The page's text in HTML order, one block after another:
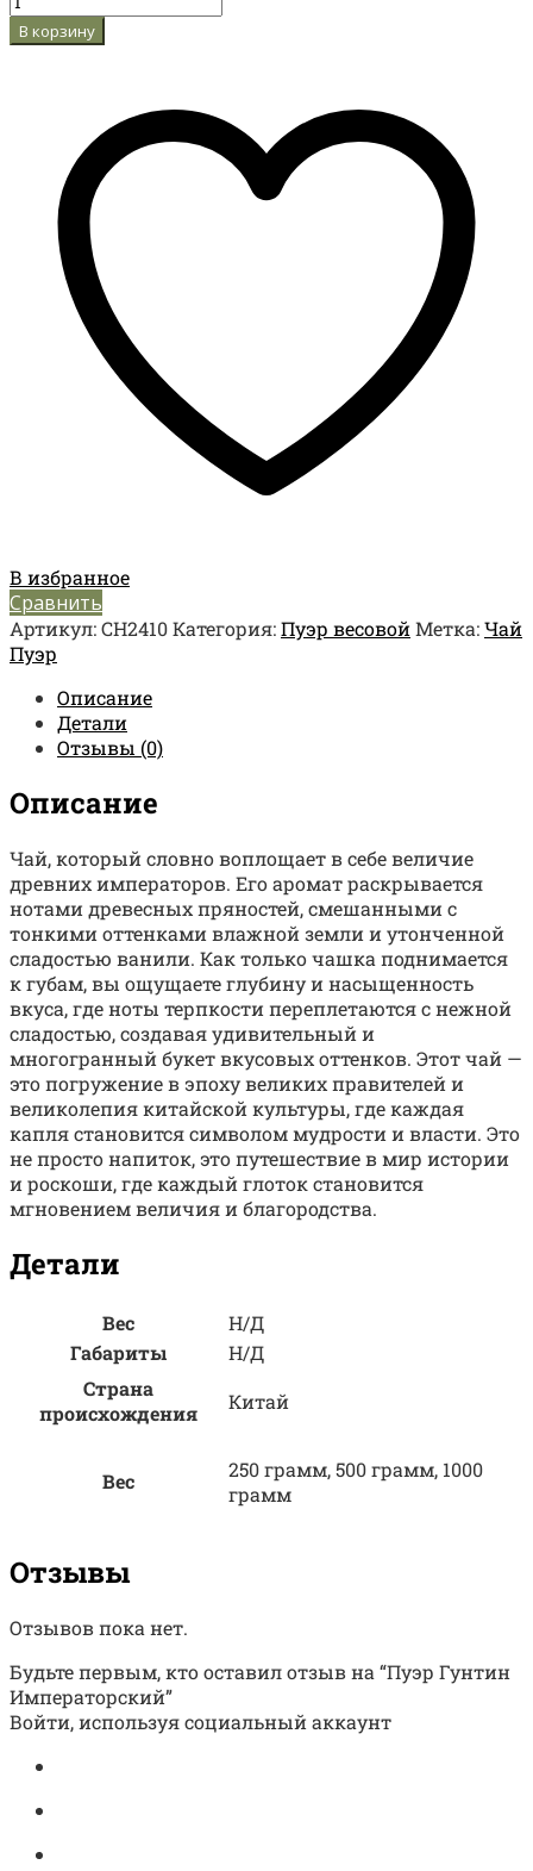
В корзину
В избранное
Сравнить
Артикул:CH2410Категория:Пуэр весовой Метка:Чай
Пуэр
Описание
Детали
Отзывы (0)
Описание
Чай, который словно воплощает в себе величие
древних императоров. Его аромат раскрывается
нотами древесных пряностей, смешанными с
тонкими оттенками влажной земли и утонченной
сладостью ванили. Как только чашка поднимается
к губам, вы ощущаете глубину и насыщенность
вкуса, где ноты терпкости переплетаются с нежной
сладостью, создавая удивительный и
многогранный букет вкусовых оттенков. Этот чай —
это погружение в эпоху великих правителей и
великолепия китайской культуры, где каждая
капля становится символом мудрости и власти. Это
не просто напиток, это путешествие в мир истории
и роскоши, где каждый глоток становится
мгновением величия и благородства.
Детали
Вес
Н/Д
Габариты
Н/Д
Страна
происхождения
Китай
Вес
250 грамм, 500 грамм, 1000
грамм
Отзывы
Отзывов пока нет.
Будьте первым, кто оставил отзыв на “Пуэр Гунтин
Императорский”
Войти, используя социальный аккаунт